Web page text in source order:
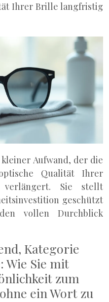
Ihrer Brille langfristig
Aufwand, der die
Qualität Ihrer
verlängert. Sie stellt
geschützt
vollen Durchblick
Kategorie
Wie Sie mit
zum
ein Wort zu